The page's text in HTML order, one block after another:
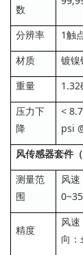
数
分辨率
1触
材质
镀镍
重量
1.32
压力下
降
<
psi
风传感器套件
测量范
围
风速
精度
风
向：